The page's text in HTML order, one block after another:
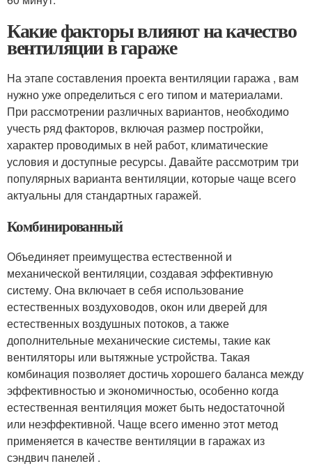
Какие факторы влияют на качество
вентиляции в гараже
На этапе составления проекта вентиляции гаража , вам
нужно уже определиться с его типом и материалами.
При рассмотрении различных вариантов, необходимо
учесть ряд факторов, включая размер постройки,
характер проводимых в ней работ, климатические
условия и доступные ресурсы. Давайте рассмотрим три
популярных варианта вентиляции, которые чаще всего
актуальны для стандартных гаражей.
Комбинированный
Объединяет преимущества естественной и
механической вентиляции, создавая эффективную
систему. Она включает в себя использование
естественных воздуховодов, окон или дверей для
естественных воздушных потоков, а также
дополнительные механические системы, такие как
вентиляторы или вытяжные устройства. Такая
комбинация позволяет достичь хорошего баланса между
эффективностью и экономичностью, особенно когда
естественная вентиляция может быть недостаточной
или неэффективной. Чаще всего именно этот метод
применяется в качестве вентиляции в гаражах из
сэндвич панелей .